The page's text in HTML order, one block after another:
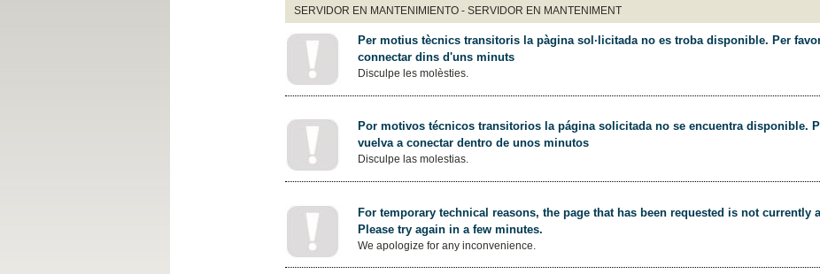
SERVIDOR EN MANTENIMIENTO - SERVIDOR EN MANTENIMENT
Per motius tècnics transitoris la pàgina sol·licitada no es troba disponible. Per
connectar dins d'uns minuts
Disculpe les molèsties.
Por motivos técnicos transitorios la página solicitada no se encuentra disponible.
vuelva a conectar dentro de unos minutos
Disculpe las molestias.
For temporary technical reasons, the page that has been requested is not currently
Please try again in a few minutes.
We apologize for any inconvenience.